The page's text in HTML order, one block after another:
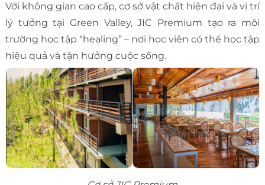
Với không gian cao cấp, cơ sở vật chất hiện đại và vị trí
lý tưởng tại Green Valley, JIC Premium tạo ra môi
trường học tập “healing” – nơi học viên có thể học tập
hiệu quả và tận hưởng cuộc sống.